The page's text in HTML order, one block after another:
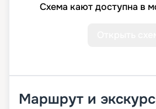
Схема кают доступна в
Маршрут и